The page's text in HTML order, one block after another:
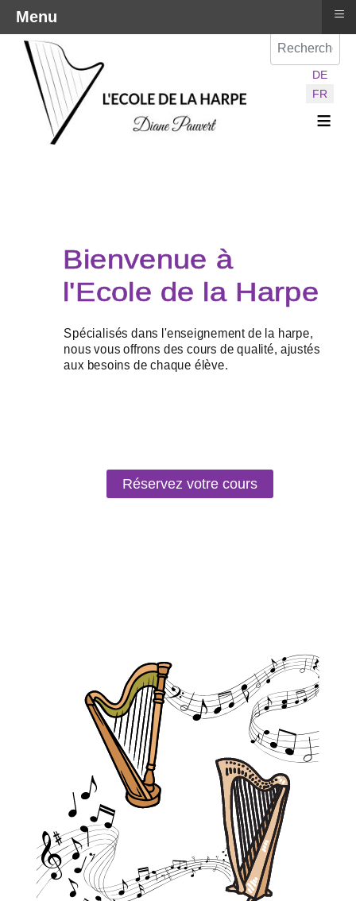
Sélectionnez
DE
FR
≡
Réservez votre cours
Menu ≡